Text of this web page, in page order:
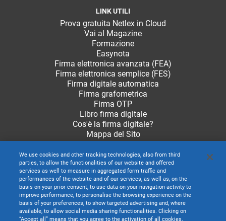
LINK UTILI
Prova gratuita Netlex in Cloud
Vai al Magazine
Formazione
Easynota
Firma elettronica avanzata (FEA)
Firma elettronica semplice (FES)
Firma digitale automatica
Firma grafometrica
Firma OTP
Libro firma digitale
Cos'è la firma digitale?
Mappa del Sito
We use cookies and other tracking technologies, also from third
parties, to allow the functionalities of our website and offered
services as well to measure in aggregated form traffic and
performances of the website and of our services, as well as, on the
basis on your prior consent, to use data on your navigation activity to
improve performance, to personalise the browsing experience on the
basis of your preferences, to show targeted advertising and, where
available, to allow social media sharing functionalities. Clicking on
“Accept all” means that you agree to the activation of all cookies.